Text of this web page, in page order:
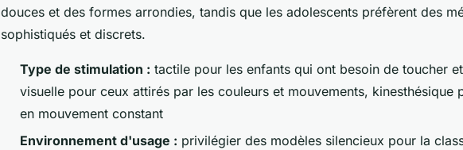
douces et des formes arrondies, tandis que les adolescents préfèrent des
sophistiqués et discrets.
Type de stimulation : tactile pour les enfants qui ont besoin de toucher
visuelle pour ceux attirés par les couleurs et mouvements, kinesthésique
en mouvement constant
Environnement d'usage : privilégier des modèles silencieux pour la